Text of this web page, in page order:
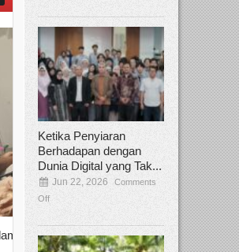
Tamee Irelly Menjadi Juri Open
Ketika Penyiaran
Berhadapan dengan
Dunia Digital yang Tak...
Jun 22, 2026
Comments
Off